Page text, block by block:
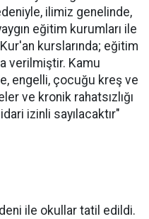
ilimiz genelinde,
eğitim kurumları ile
kurslarında; eğitim
verilmiştir. Kamu
engelli, çocuğu kreş ve
ve kronik rahatsızlığı
izinli sayılacaktır"
ile okullar tatil edildi.